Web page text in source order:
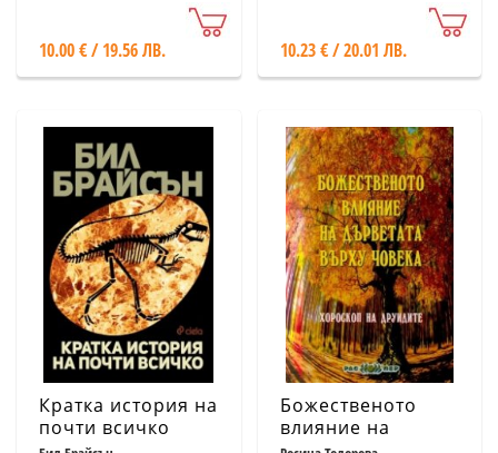
10.00 € / 19.56 ЛВ. 10.23 € / 20.01 ЛВ.
Кратка история на
почти всичко
Божественото
влияние на